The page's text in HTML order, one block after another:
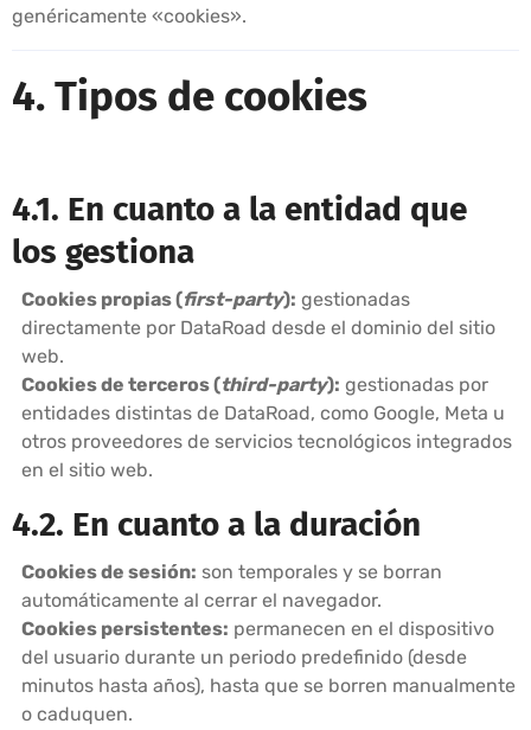
genéricamente «cookies».
4. Tipos de cookies
4.1. En cuanto a la entidad que
los gestiona
Cookies propias (first-party): gestionadas
directamente por DataRoad desde el dominio del sitio
web.
Cookies de terceros (third-party): gestionadas por
entidades distintas de DataRoad, como Google, Meta u
otros proveedores de servicios tecnológicos integrados
en el sitio web.
4.2. En cuanto a la duración
Cookies de sesión: son temporales y se borran
automáticamente al cerrar el navegador.
Cookies persistentes: permanecen en el dispositivo
del usuario durante un periodo predefinido (desde
minutos hasta años), hasta que se borren manualmente
o caduquen.